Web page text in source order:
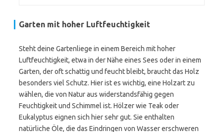
Garten mit hoher Luftfeuchtigkeit
Steht deine Gartenliege in einem Bereich mit hoher
Luftfeuchtigkeit, etwa in der Nähe eines Sees oder in einem
Garten, der oft schattig und feucht bleibt, braucht das Holz
besonders viel Schutz. Hier ist es wichtig, eine Holzart zu
wählen, die von Natur aus widerstandsfähig gegen
Feuchtigkeit und Schimmel ist. Hölzer wie Teak oder
Eukalyptus eignen sich hier sehr gut. Sie enthalten
natürliche Öle, die das Eindringen von Wasser erschweren